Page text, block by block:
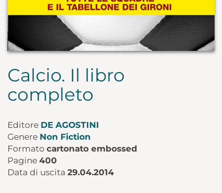
Calcio. Il libro
completo
Editore DE AGOSTINI
Genere Non Fiction
Formato cartonato embossed
Pagine 400
Data di uscita 29.04.2014